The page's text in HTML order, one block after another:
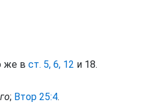
же в ст. 5, 6, 12 и 18.
; Втор 25:4.